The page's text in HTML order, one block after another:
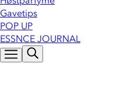
Gavetips
POP UP
ESSNCE JOURNAL